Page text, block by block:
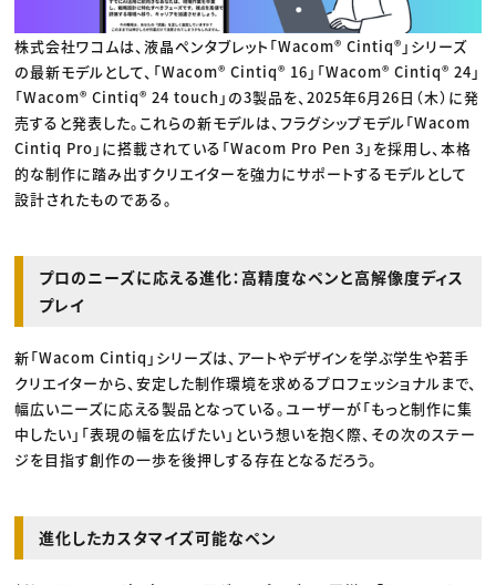
株式会社ワコムは、液晶ペンタブレット「Wacom® Cintiq®」シリーズ
の最新モデルとして、「Wacom® Cintiq® 16」「Wacom® Cintiq® 24」
「Wacom® Cintiq® 24 touch」の3製品を、2025年6月26日（木）に発
売すると発表した。これらの新モデルは、フラグシップモデル「Wacom
Cintiq Pro」に搭載されている「Wacom Pro Pen 3」を採用し、本格
的な制作に踏み出すクリエイターを強力にサポートするモデルとして
設計されたものである。
プロのニーズに応える進化：高精度なペンと高解像度ディス
プレイ
新「Wacom Cintiq」シリーズは、アートやデザインを学ぶ学生や若手
クリエイターから、安定した制作環境を求めるプロフェッショナルまで、
幅広いニーズに応える製品となっている。ユーザーが「もっと制作に集
中したい」「表現の幅を広げたい」という想いを抱く際、その次のステー
ジを目指す創作の一歩を後押しする存在となるだろう。
進化したカスタマイズ可能なペン